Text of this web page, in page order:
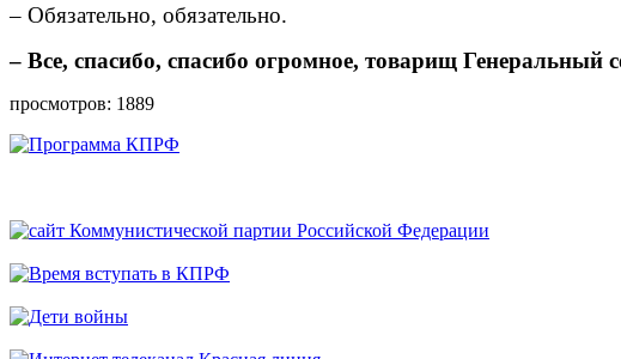
– Обязательно, обязательно.
– Все, спасибо, спасибо огромное, товарищ Генеральный
просмотров: 1889